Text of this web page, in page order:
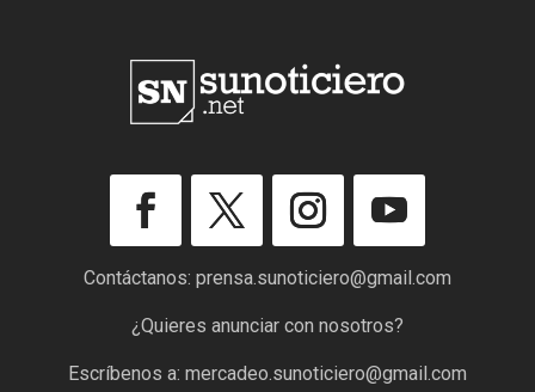
Contáctanos: prensa.sunoticiero@gmail.com
¿Quieres anunciar con nosotros?
Escríbenos a: mercadeo.sunoticiero@gmail.com